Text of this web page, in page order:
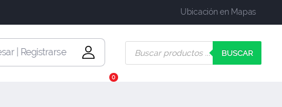
Ubicación en Mapas
| Registrarse
0
BUSCAR